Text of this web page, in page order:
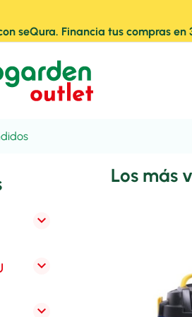
seQura. Financia tus compras



Los más